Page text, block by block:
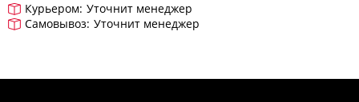
Курьером: Уточнит менеджер
Самовывоз: Уточнит менеджер